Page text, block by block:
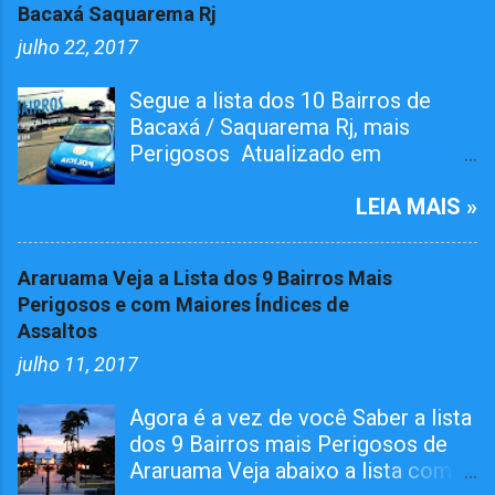
Bacaxá Saquarema Rj
julho 22, 2017
Segue a lista dos 10 Bairros de
Bacaxá / Saquarema Rj, mais
Perigosos Atualizado em
Tiroteiro essa semana, não esta na
com agentes da 124º Dp,
realizaram várias incursões. Afim
Reprimir O TRÁFICO DE DROGAS
Operações Policiais Militares em
Saquarema Veja os Dez Bairros
mais Perigosos de
LEIA MAIS »
Araruama Veja a Lista dos 9 Bairros Mais
Perigosos e com Maiores Índices de
Assaltos
julho 11, 2017
Agora é a vez de você Saber a lista
dos 9 Bairros mais Perigosos de
Araruama Veja abaixo a lista com